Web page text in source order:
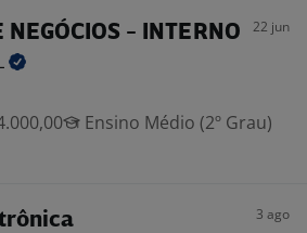
NEGÓCIOS - INTERNO 22 jun
Ensino Médio (2º Grau)
3 ago